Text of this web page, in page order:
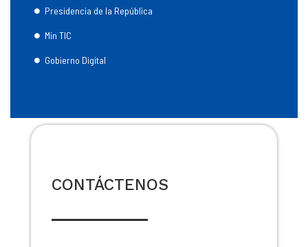
Presidencia de la República
Min TIC
Gobierno Digital
CONTÁCTENOS